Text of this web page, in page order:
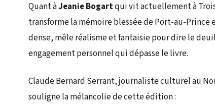
Quant àJeanie Bogartqui vit actuellement à
transforme la mémoire blessée de Port-au-
dense, mêle réalisme et fantaisie pour dire le
engagement personnel qui dépasse le livre.
Claude Bernard Serrant, journaliste culturel au
souligne la mélancolie de cette édition :